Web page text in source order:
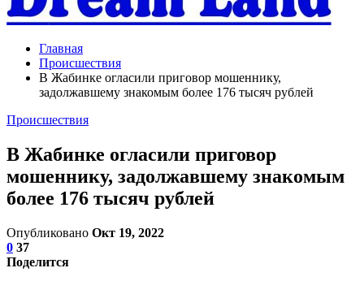
Главная
Происшествия
В Жабинке огласили приговор мошеннику,
задолжавшему знакомым более 176 тысяч рублей
Происшествия
В Жабинке огласили приговор
мошеннику, задолжавшему знакомым
более 176 тысяч рублей
Опубликовано Окт 19, 2022
0 37
Поделится